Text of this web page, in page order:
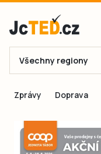
E-mail
Všechny regiony
Zprávy Doprava